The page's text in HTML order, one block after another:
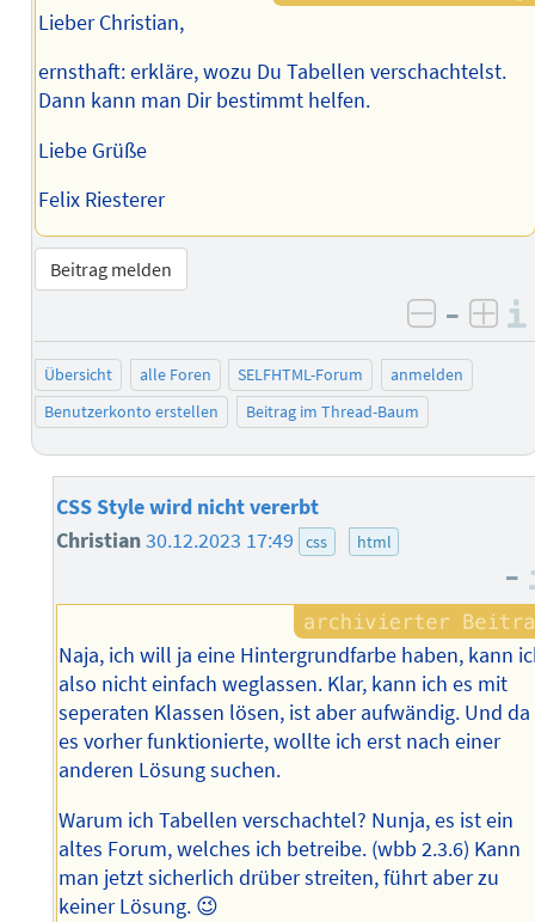
Lieber Christian,
ernsthaft: erkläre, wozu Du Tabellen verschachtelst.
Dann kann man Dir bestimmt helfen.
Liebe Grüße
Felix Riesterer
Beitrag melden
negativ
–
Übersicht alle Foren SELFHTML-Forum
anmelden
Benutzerkonto erstellen
Beitrag im Thread-Baum
CSS Style wird nicht vererbt
Christian30.12.2023 17:49 css html
–
Naja, ich will ja eine Hintergrundfarbe haben, kann
also nicht einfach weglassen. Klar, kann ich es mit
seperaten Klassen lösen, ist aber aufwändig. Und da
es vorher funktionierte, wollte ich erst nach einer
anderen Lösung suchen.
Warum ich Tabellen verschachtel? Nunja, es ist ein
altes Forum, welches ich betreibe. (wbb 2.3.6) Kann
man jetzt sicherlich drüber streiten, führt aber zu
keiner Lösung. 😉